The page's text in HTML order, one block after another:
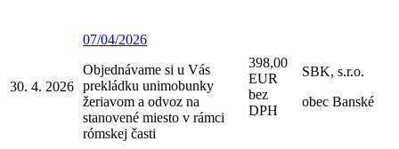
30. 4. 2026
07/04/2026
Objednávame si u Vás
prekládku unimobunky
žeriavom a odvoz na
stanovené miesto v rámci
rómskej časti
398,00
EUR
bez
DPH
SBK, s.r.o.
obec Banské